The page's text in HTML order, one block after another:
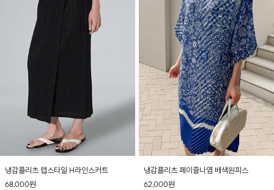
냉감플리츠 랩스타일 H라인스커트
68,000원
냉감플리츠 페이즐나염 배색원피스
62,000원